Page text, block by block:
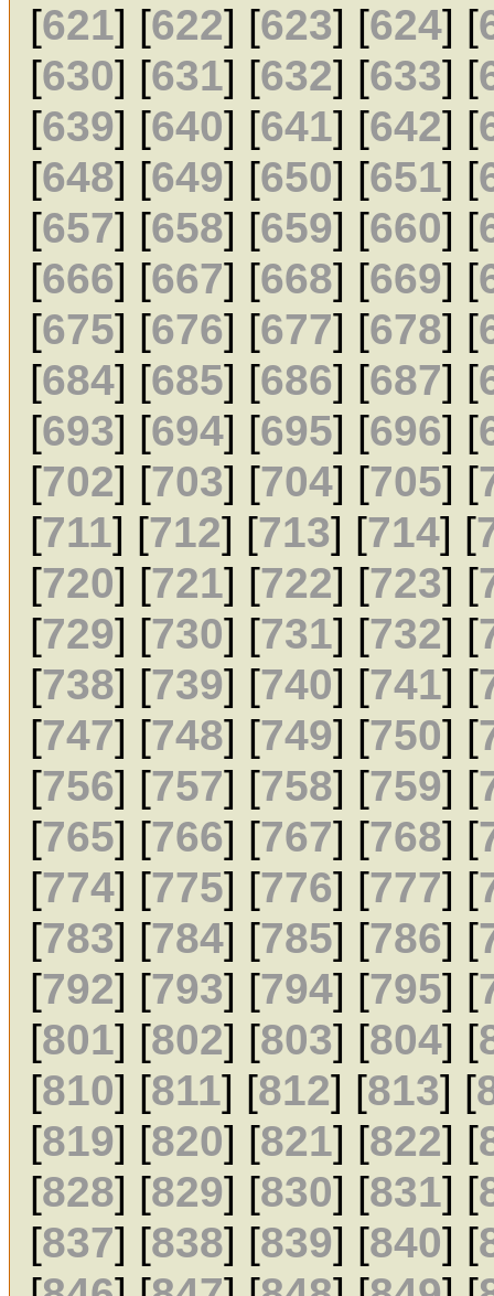
[621] [622] [623] [624] [
[630] [631] [632] [633] [
[639] [640] [641] [642] [
[648] [649] [650] [651] [
[657] [658] [659] [660] [
[666] [667] [668] [669] [
[675] [676] [677] [678] [
[684] [685] [686] [687] [
[693] [694] [695] [696] [
[702] [703] [704] [705] [
[711] [712] [713] [714] [
[720] [721] [722] [723] [
[729] [730] [731] [732] [
[738] [739] [740] [741] [
[747] [748] [749] [750] [
[756] [757] [758] [759] [
[765] [766] [767] [768] [
[774] [775] [776] [777] [
[783] [784] [785] [786] [
[792] [793] [794] [795] [
[801] [802] [803] [804] [
[810] [811] [812] [813] [
[819] [820] [821] [822] [
[828] [829] [830] [831] [
[837] [838] [839] [840] [